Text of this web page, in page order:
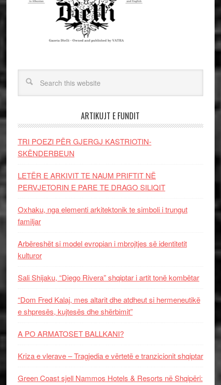
ARTIKUJT E FUNDIT
TRI POEZI PËR GJERGJ KASTRIOTIN-
SKËNDERBEUN
LETËR E ARKIVIT TE NAUM PRIFTIT NË
PERVJETORIN E PARE TE DRAGO SILIQIT
Oxhaku, nga elementi arkitektonik te simboli i trungut
familjar
Arbëreshët si model evropian i mbrojtjes së identitetit
kulturor
Sali Shijaku, “Diego Rivera” shqiptar i artit tonë kombëtar
“Dom Fred Kalaj, mes altarit dhe atdheut si hermeneutikë
e shpresës, kujtesës dhe shërbimit”
A PO ARMATOSET BALLKANI?
Kriza e vlerave – Tragjedia e vërtetë e tranzicionit shqiptar
Green Coast sjell Nammos Hotels & Resorts në Shqipëri: